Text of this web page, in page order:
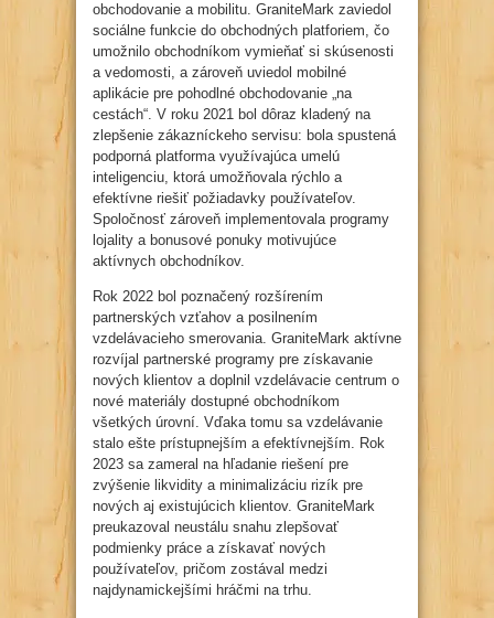
obchodovanie a mobilitu. GraniteMark zaviedol
sociálne funkcie do obchodných platforiem, čo
umožnilo obchodníkom vymieňať si skúsenosti
a vedomosti, a zároveň uviedol mobilné
aplikácie pre pohodlné obchodovanie „na
cestách“. V roku 2021 bol dôraz kladený na
zlepšenie zákazníckeho servisu: bola spustená
podporná platforma využívajúca umelú
inteligenciu, ktorá umožňovala rýchlo a
efektívne riešiť požiadavky používateľov.
Spoločnosť zároveň implementovala programy
lojality a bonusové ponuky motivujúce
aktívnych obchodníkov.
Rok 2022 bol poznačený rozšírením
partnerských vzťahov a posilnením
vzdelávacieho smerovania. GraniteMark aktívne
rozvíjal partnerské programy pre získavanie
nových klientov a doplnil vzdelávacie centrum o
nové materiály dostupné obchodníkom
všetkých úrovní. Vďaka tomu sa vzdelávanie
stalo ešte prístupnejším a efektívnejším. Rok
2023 sa zameral na hľadanie riešení pre
zvýšenie likvidity a minimalizáciu rizík pre
nových aj existujúcich klientov. GraniteMark
preukazoval neustálu snahu zlepšovať
podmienky práce a získavať nových
používateľov, pričom zostával medzi
najdynamickejšími hráčmi na trhu.